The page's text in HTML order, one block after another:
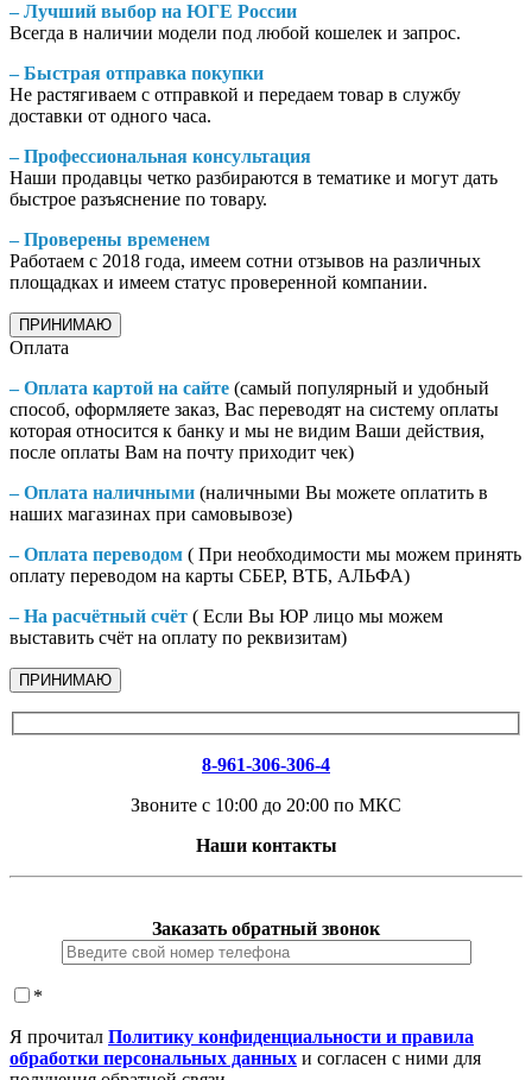
– Лучший выбор на ЮГЕ России
Всегда в наличии модели под любой кошелек и запрос.
– Быстрая отправка покупки
Не растягиваем с отправкой и передаем товар в службу
доставки от одного часа.
– Профессиональная консультация
Наши продавцы четко разбираются в тематике и могут дать
быстрое разъяснение по товару.
– Проверены временем
Работаем с 2018 года, имеем сотни отзывов на различных
площадках и имеем статус проверенной компании.
ПРИНИМАЮ
Оплата
– Оплата картой на сайте (самый популярный и удобный
способ, оформляете заказ, Вас переводят на систему оплаты
которая относится к банку и мы не видим Ваши действия,
после оплаты Вам на почту приходит чек)
– Оплата наличными (наличными Вы можете оплатить в
наших магазинах при самовывозе)
– Оплата переводом ( При необходимости мы можем принять
оплату переводом на карты СБЕР, ВТБ, АЛЬФА)
– На расчётный счёт ( Если Вы ЮР лицо мы можем
выставить счёт на оплату по реквизитам)
ПРИНИМАЮ
8-961-306-306-4
Звоните с 10:00 до 20:00 по МКС
Наши контакты
Заказать обратный звонок
*
Я прочитал Политику конфиденциальности и правила
обработки персональных данных и согласен с ними для